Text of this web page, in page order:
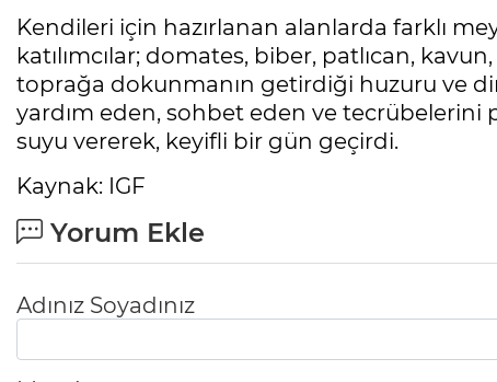
Kendileri için hazırlanan alanlarda farklı
katılımcılar; domates, biber, patlıcan,
toprağa dokunmanın getirdiği huzuru ve
yardım eden, sohbet eden ve tecrübelerini
suyu vererek, keyifli bir gün geçirdi.
Kaynak: IGF
Yorum Ekle
Adınız Soyadınız